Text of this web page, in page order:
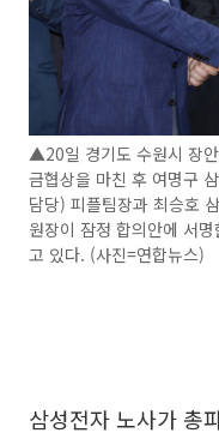
▲20일 경기도 수원시 장
금협상을 마친 후 여명구
담당) 피플팀장과 최승호
원장이 잠정 합의안에 서
고 있다. (사진=연합뉴스)
삼성전자 노사가 총